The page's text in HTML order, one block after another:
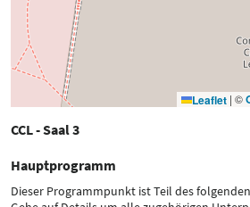
Leaflet | ©
CCL - Saal 3
Hauptprogramm
Dieser Programmpunkt ist Teil des